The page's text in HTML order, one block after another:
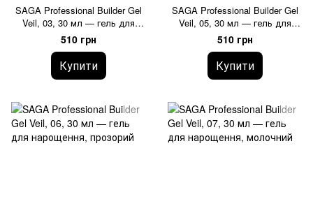
SAGA Professional Builder Gel
Veil, 03, 30 мл — гель для
нарощення
510 грн
Купити
SAGA Professional Builder Gel
Veil, 05, 30 мл — гель для
нарощення
510 грн
Купити